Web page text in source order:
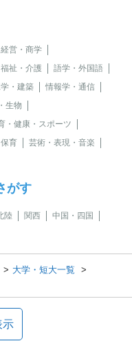
営・商学
福祉・介護
語学・外国語
・建築
情報学・通信
生物
・健康・スポーツ
育
芸術・表現・音楽
がす
陸 関西
中国・四国
大学・短大一覧
示